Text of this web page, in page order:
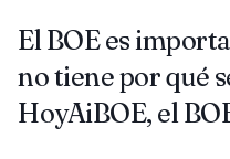
El BOE es
no tiene por qué
HoyAiBOE, el